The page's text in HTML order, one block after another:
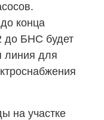
конца
до БНС будет
линия для
на участке